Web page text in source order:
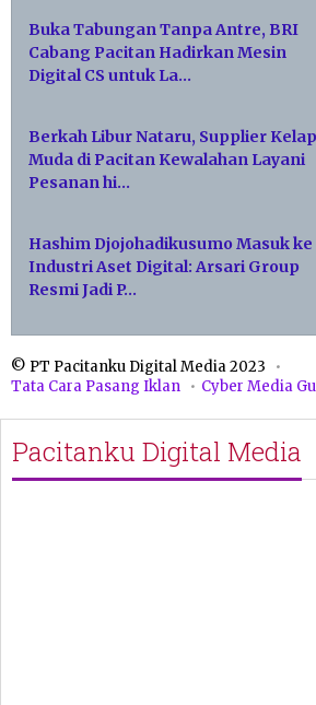
Buka Tabungan Tanpa Antre, BRI
Cabang Pacitan Hadirkan Mesin
Digital CS untuk La…
Berkah Libur Nataru, Supplier
Muda di Pacitan Kewalahan Layani
Pesanan hi…
Hashim Djojohadikusumo Masuk ke
Industri Aset Digital: Arsari Group
Resmi Jadi P…
© PT Pacitanku Digital Media 2023
Tata Cara Pasang Iklan
Cyber Media
Pacitanku Digital Media